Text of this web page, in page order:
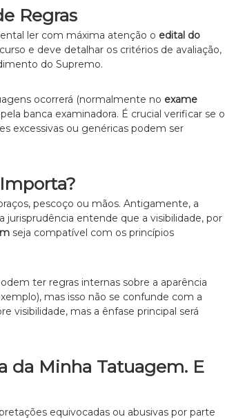
Regras
ler com máxima atenção o edital do
e deve detalhar os critérios de avaliação,
do Supremo.
ocorrerá (normalmente no exame
banca examinadora. É crucial verificar se o
excessivas ou genéricas podem ser
pescoço ou mãos. Antigamente, a
jurisprudência entende que a visibilidade, por
seja compatível com os princípios
ter regras internas sobre a aparência
mas isso não se confunde com a
visibilidade, mas a ênfase principal será
da Minha Tatuagem. E
equivocadas ou abusivas por parte